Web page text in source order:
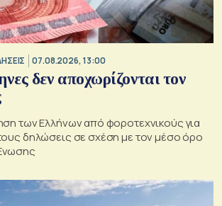
07.08.2026, 13:00
δεν αποχωρίζονται τον
των Ελλήνων από φοροτεχνικούς για
δηλώσεις σε σχέση με τον μέσο όρο